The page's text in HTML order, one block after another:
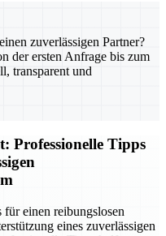
zuverlässigen Partner?
der ersten Anfrage bis zum
transparent und
Professionelle Tipps
einen reibungslosen
eines zuverlässigen